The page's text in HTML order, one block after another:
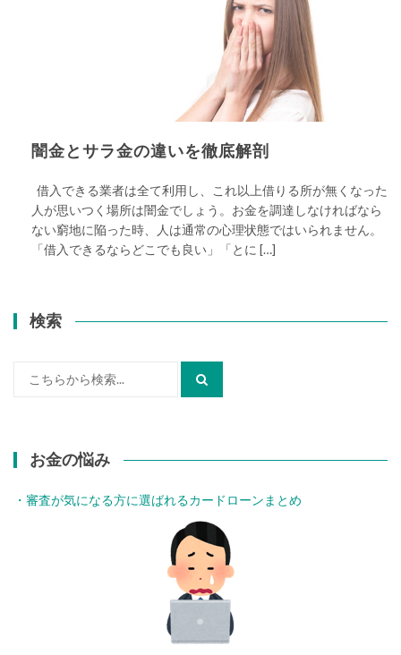
闇金とサラ金の違いを徹底解剖
借入できる業者は全て利用し、これ以上借りる所が無くなった
人が思いつく場所は闇金でしょう。お金を調達しなければなら
ない窮地に陥った時、人は通常の心理状態ではいられません。
「借入できるならどこでも良い」「とに […]
検索
お金の悩み
・審査が気になる方に選ばれるカードローンまとめ